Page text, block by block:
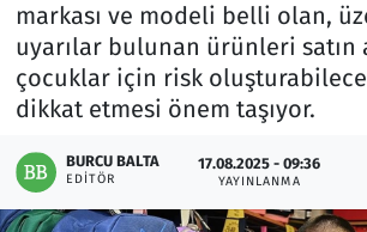
markası ve modeli belli olan,
uyarılar bulunan ürünleri satın
çocuklar için risk
dikkat etmesi önem taşıyor.
BURCU BALTA
EDITÖR
17.08.2025 - 09:36
YAYINLANMA
Otomobil
Oyun
Ramazan
Resmi İlanlar